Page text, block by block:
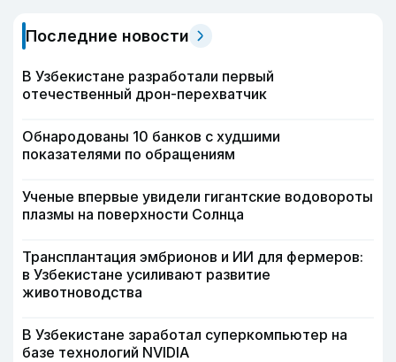
Последние новости
В Узбекистане разработали первый
отечественный дрон-перехватчик
Обнародованы 10 банков с худшими
показателями по обращениям
Ученые впервые увидели гигантские водовороты
плазмы на поверхности Солнца
Трансплантация эмбрионов и ИИ для фермеров:
в Узбекистане усиливают развитие
животноводства
В Узбекистане заработал суперкомпьютер на
базе технологий NVIDIA